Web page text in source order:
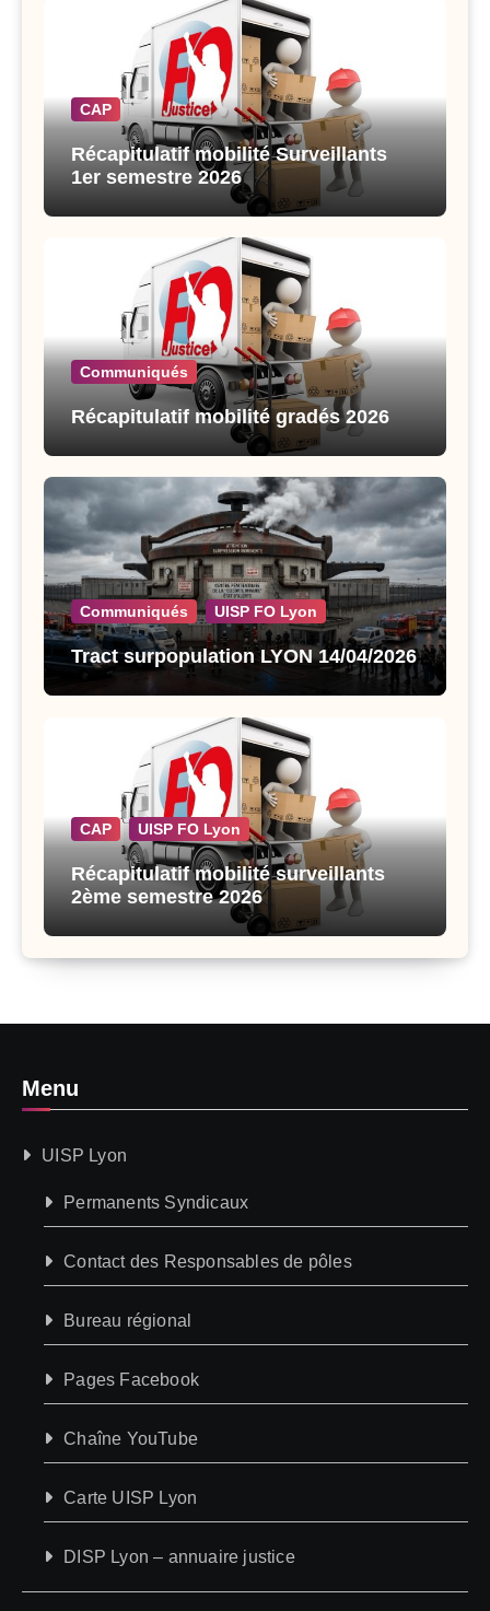
CAP
Récapitulatif mobilité Surveillants
1er semestre 2026
Communiqués
Récapitulatif mobilité gradés 2026
Communiqués UISP FO Lyon
Tract surpopulation LYON 14/04/2026
CAP UISP FO Lyon
Récapitulatif mobilité surveillants
2ème semestre 2026
Menu
UISP Lyon
Permanents Syndicaux
Contact des Responsables de pôles
Bureau régional
Pages Facebook
Chaîne YouTube
Carte UISP Lyon
DISP Lyon – annuaire justice